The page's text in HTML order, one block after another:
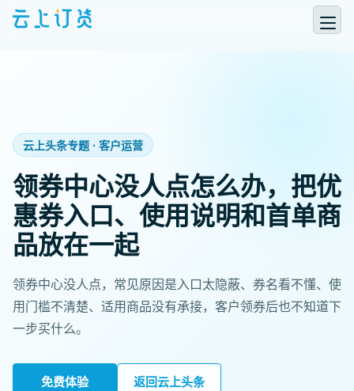
云上头条专题 · 客户运营
领券中心没人点怎么办，把优
惠券入口、使用说明和首单商
品放在一起
领券中心没人点，常见原因是入口太隐蔽、券名看不懂、使
用门槛不清楚、适用商品没有承接，客户领券后也不知道下
一步买什么。
免费体验 返回云上头条